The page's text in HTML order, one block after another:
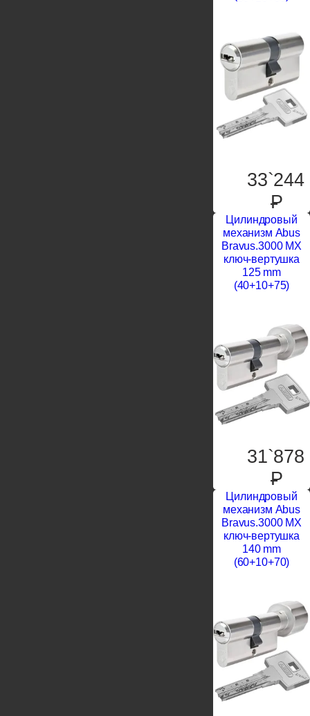
33`244
P
Цилиндровый
механизм Abus
Bravus.3000 MX
ключ-вертушка
125 mm
(40+10+75)
31`878
P
Цилиндровый
механизм Abus
Bravus.3000 MX
ключ-вертушка
140 mm
(60+10+70)